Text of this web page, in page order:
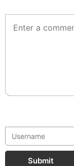
Submit